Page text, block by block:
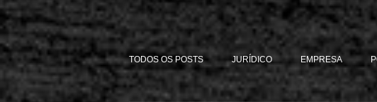
TODOS OS POSTS JURÍDICO EMPRESA